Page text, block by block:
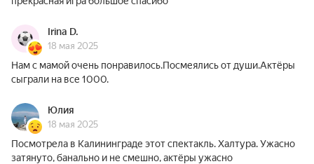
Irina D.
18 мая 2025
Нам с мамой очень понравилось.Посмеялись от души.Актёры
сыграли на все 1000.
Юлия
18 мая 2025
Посмотрела в Калининграде этот спектакль. Халтура. Ужасно
затянуто, банально и не смешно, актёры ужасно